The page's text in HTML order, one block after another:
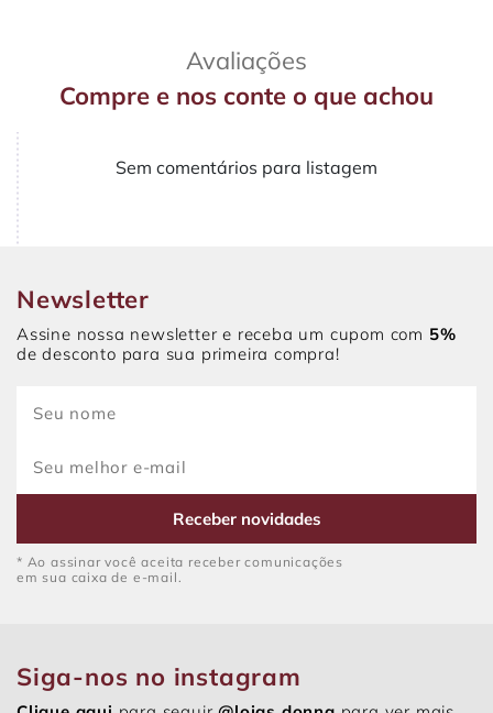
Avaliações
Compre e nos conte o que achou
Sem comentários para listagem
Newsletter
Assine nossa newsletter e receba um cupom com 5%
de desconto para sua primeira compra!
Receber novidades
* Ao assinar você aceita receber comunicações
em sua caixa de e-mail.
Siga-nos no instagram